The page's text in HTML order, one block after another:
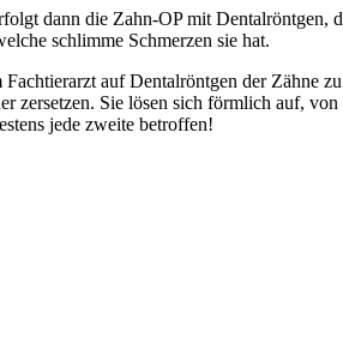
dann die Zahn-OP mit Dentalröntgen,
schlimme Schmerzen sie hat.
auf Dentalröntgen der Zähne
zersetzen. Sie lösen sich förmlich auf,
jede zweite betroffen!